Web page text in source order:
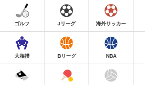
ゴルフ Jリーグ 海外サッカー
大相撲 Bリーグ NBA